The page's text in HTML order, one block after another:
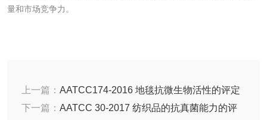
量和市场竞争力。
上一篇： AATCC174-2016 地毯抗微生物活性的评定
以及评价标准和试验类型
下一篇： AATCC 30-2017 纺织品的抗真菌能力的评
磷酸肥料检测